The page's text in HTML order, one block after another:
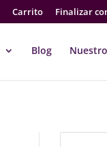
Carrito Finalizar
Blog